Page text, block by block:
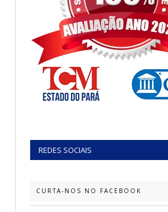
REDES SOCIAIS
CURTA-NOS NO FACEBOOK